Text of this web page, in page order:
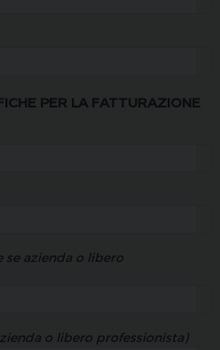
PER LA FATTURAZIONE
se azienda o libero
o libero professionista)